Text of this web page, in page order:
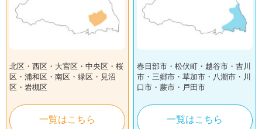
北区・西区・大宮区・中央区・桜
区・浦和区・南区・緑区・見沼
区・岩槻区
一覧はこちら
春日部市・松伏町・越谷市・吉川
市・三郷市・草加市・八潮市・川
口市・蕨市・戸田市
一覧はこちら